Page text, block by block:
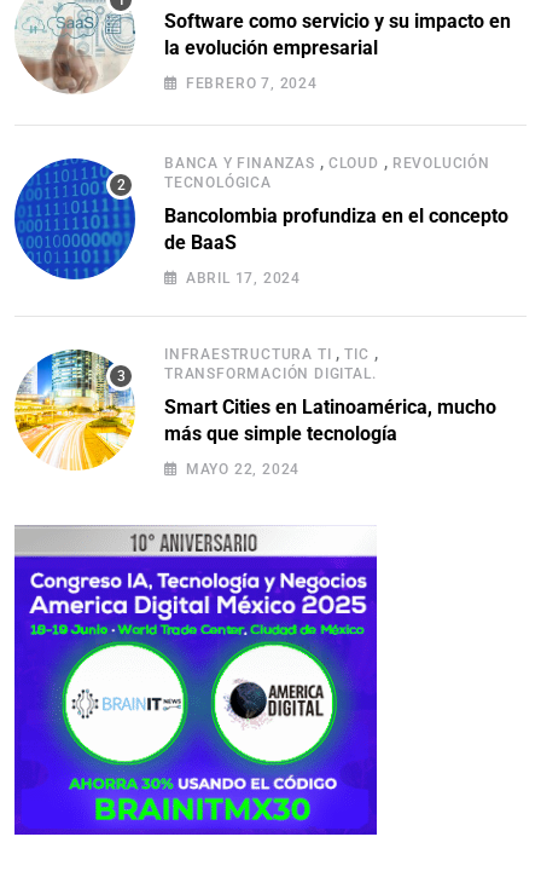
Software como servicio y su impacto en
la evolución empresarial
FEBRERO 7, 2024
BANCA Y FINANZAS , CLOUD , REVOLUCIÓN
TECNOLÓGICA
Bancolombia profundiza en el concepto
de BaaS
ABRIL 17, 2024
INFRAESTRUCTURA TI ,TIC ,
TRANSFORMACIÓN DIGITAL.
Smart Cities en Latinoamérica, mucho
más que simple tecnología
MAYO 22, 2024